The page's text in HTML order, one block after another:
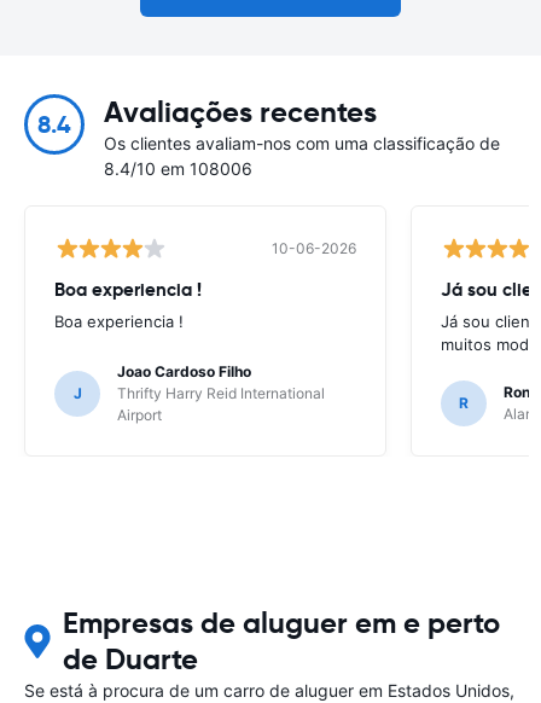
8.4 Avaliações recentes
Os clientes avaliam-nos com uma classificação de
8.4/10 em 108006
10-06-2026
Boa experiencia !
Boa experiencia !
J
Joao Cardoso Filho
Thrifty Harry Reid International
Airport
Já sou
Já sou
muitos
R
Empresas de aluguer em e perto
de Duarte
Se está à procura de um carro de aluguer em Estados Unidos,